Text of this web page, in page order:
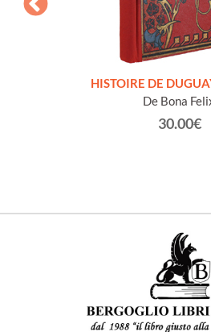
HISTOIRE DE
De Bona
30.00€